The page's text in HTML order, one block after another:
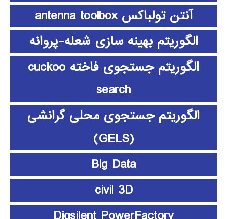
آنتن تولباکس antenna toolbox
الگوریتم بهینه سازی شعله-پروانه
الگوریتم جستجوی فاخته cuckoo
search
الگوریتم جستجوی محلی گرانشی
(GELS)
Big Data
civil 3D